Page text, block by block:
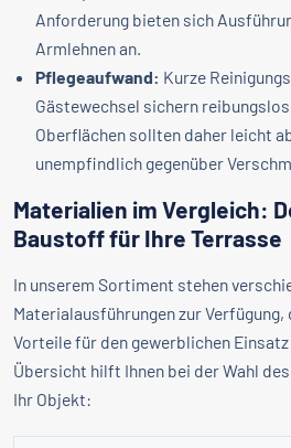
Anforderung bieten sich
Armlehnen an.
Pflegeaufwand: Kurze
Gästewechsel sichern
Oberflächen sollten daher leicht
unempfindlich gegenüber
Materialien im Vergleich:
Baustoff für Ihre Terrasse
In unserem Sortiment stehen
Materialausführungen zur
Vorteile für den gewerblichen
Übersicht hilft Ihnen bei der Wahl
Ihr Objekt: